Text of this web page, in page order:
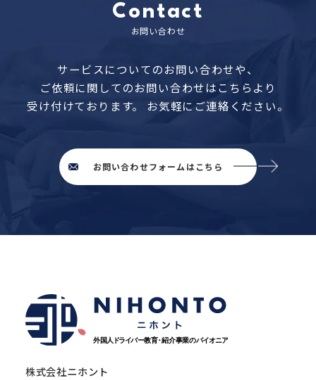
Contact
お問い合わせ
サービスについてのお問い合わせや、
ご依頼に関してのお問い合わせはこちらより
受け付けております。
お気軽にご連絡ください。
お問い合わせフォームはこちら
株式会社ニホント